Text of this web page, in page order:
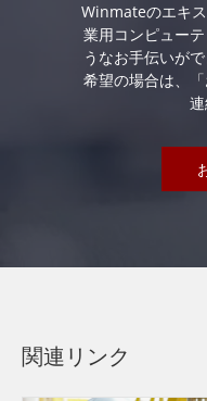
Winmateのエキ
業用コンピュー
うなお手伝いが
希望の場合は、
連
関連リンク